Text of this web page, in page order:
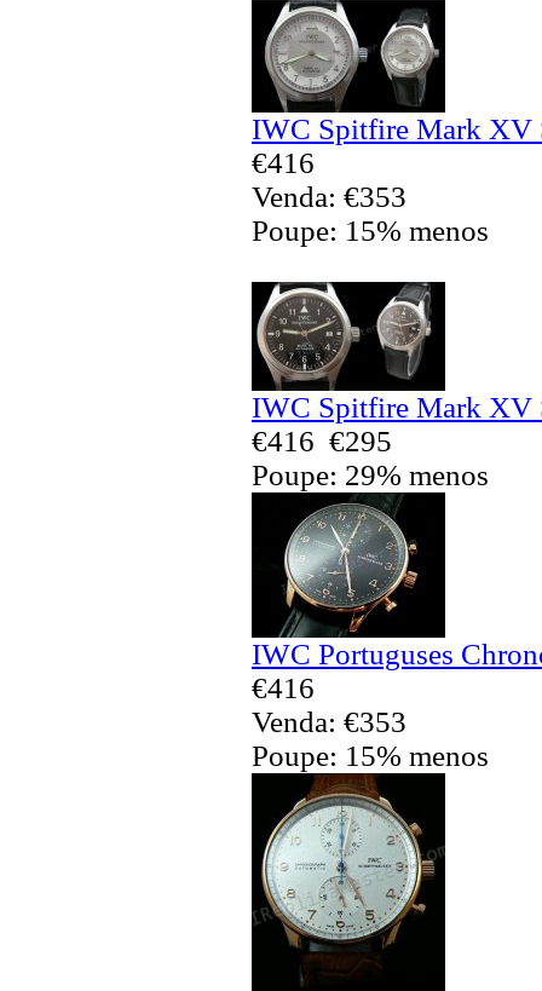
IWC Spitfire Mark XV
€416
Venda: €353
Poupe: 15% menos
IWC Spitfire Mark XV
€416 €295
Poupe: 29% menos
IWC Portuguses
€416
Venda: €353
Poupe: 15% menos